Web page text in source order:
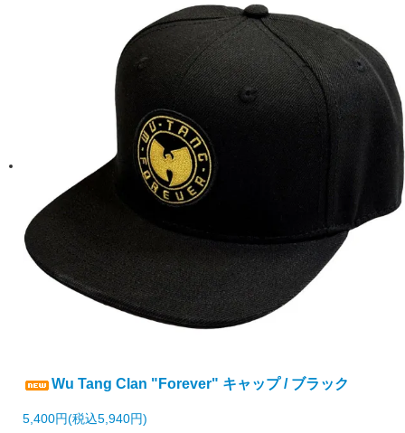
Wu Tang Clan "Forever" キャップ / ブラック
5,400円(税込5,940円)